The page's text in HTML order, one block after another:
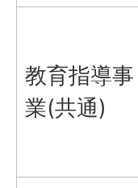
教育指導事
業(共通)